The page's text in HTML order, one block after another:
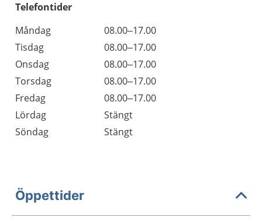
Telefontider
Måndag
08.00–17.00
Tisdag
08.00–17.00
Onsdag
08.00–17.00
Torsdag
08.00–17.00
Fredag
08.00–17.00
Lördag
Stängt
Söndag
Stängt
Öppettider